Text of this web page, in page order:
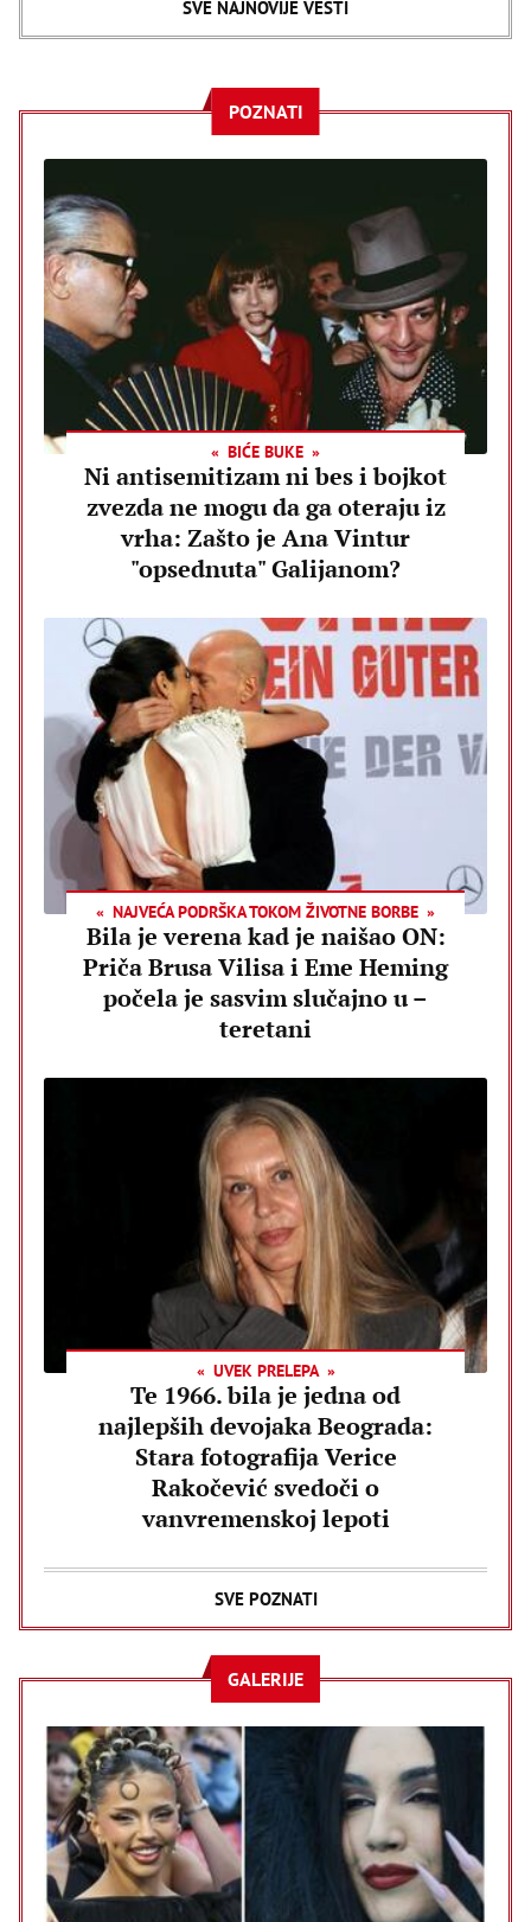
SVE NAJNOVIJE VESTI
POZNATI
BIĆE BUKE
Ni antisemitizam ni bes i bojkot
zvezda ne mogu da ga oteraju iz
vrha: Zašto je Ana Vintur
"opsednuta" Galijanom?
NAJVEĆA PODRŠKA TOKOM ŽIVOTNE BORBE
Bila je verena kad je naišao ON:
Priča Brusa Vilisa i Eme Heming
počela je sasvim slučajno u –
teretani
UVEK PRELEPA
Te 1966. bila je jedna od
najlepših devojaka Beograda:
Stara fotografija Verice
Rakočević svedoči o
vanvremenskoj lepoti
SVE POZNATI
GALERIJE